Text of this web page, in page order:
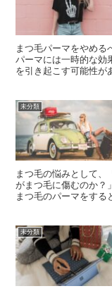
まつ毛パーマをやめ
パーマには一時的な効
を引き起こす可能性が
未分類
まつ毛の悩みとして、
がまつ毛に傷むのか？
まつ毛のパーマをする
未分類